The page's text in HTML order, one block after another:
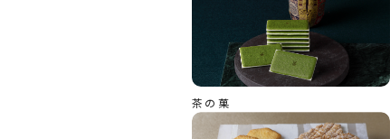
茶の菓